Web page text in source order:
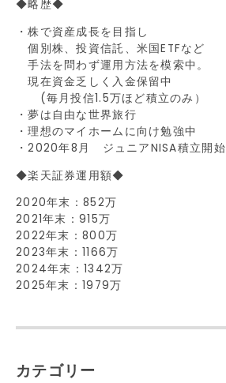
◆略歴◆
・株で資産成長を目指し
個別株、投資信託、米国ETFなど
手法を問わず運用方法を模索中。
現在資金乏しく入金保留中
(毎月投信1.5万ほど積立のみ）
・夢は自由な世界旅行
・理想のマイホームに向け勉強中
・2020年8月 ジュニアNISA積立開始
◆楽天証券運用額◆
2020年末：852万
2021年末：915万
2022年末：800万
2023年末：1166万
2024年末：1342万
2025年末：1979万
カテゴリー